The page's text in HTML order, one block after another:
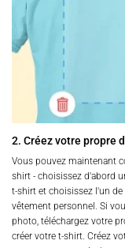
2. Créez votre propre
Vous pouvez maintenant
shirt - choisissez d'abord
t-shirt et choisissez l'un
vêtement personnel. Si
photo, téléchargez votre
créer votre t-shirt. Créez